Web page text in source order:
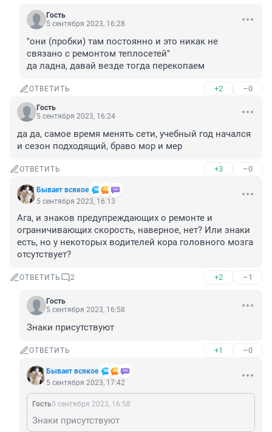
Гость
5 сентября 2023, 16:28
"они (пробки) там постоянно и это никак не
связано с ремонтом теплосетей"
да ладна, давай везде тогда перекопаем
ОТВЕТИТЬ +2 –0
Гость
5 сентября 2023, 16:24
да да, самое время менять сети, учебный год начался
и сезон подходящий, браво мор и мер
ОТВЕТИТЬ +3 –0
Бывает всякое
5 сентября 2023, 16:13
Ага, и знаков предупреждающих о ремонте и
ограничивающих скорость, наверное, нет? Или знаки
есть, но у некоторых водителей кора головного мозга
отсутствует?
ОТВЕТИТЬ 2 +2 –1
Гость
5 сентября 2023, 16:58
Знаки присутствуют
ОТВЕТИТЬ +1 –0
Бывает всякое
5 сентября 2023, 17:42
Гость5 сентября 2023, 16:58
Знаки присутствуют